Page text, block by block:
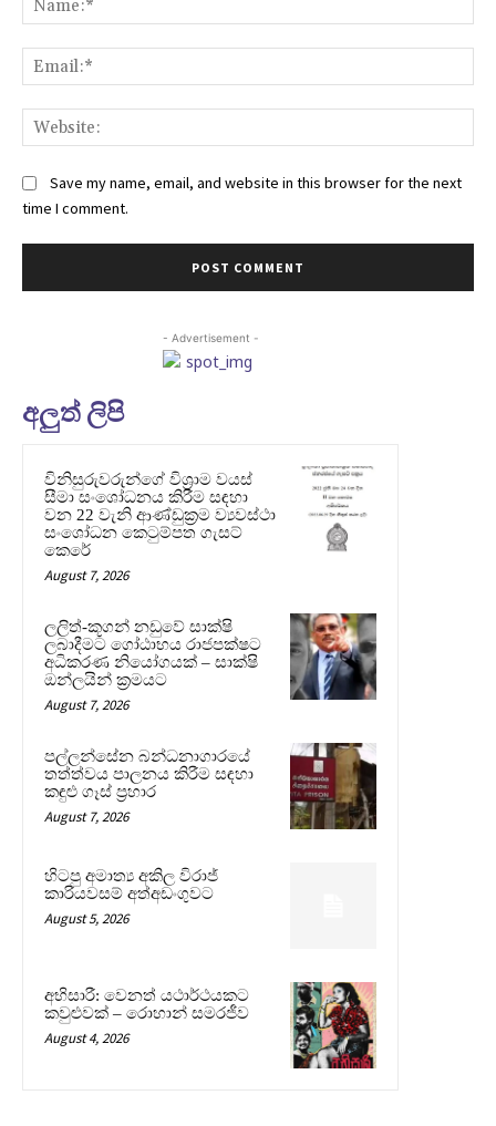
Save my name, email, and website in this browser for the next
time I comment.
- Advertisement -
අලුත් ලිපි
විනිසුරුවරුන්ගේ විශ්‍රාම වයස්
සීමා සංශෝධනය කිරීම සඳහා
වන 22 වැනි ආණ්ඩුක්‍රම ව්‍යවස්ථා
සංශෝධන කෙටුම්පත ගැසට්
කෙරේ
August 7, 2026
ලලිත්-කූගන් නඩුවේ සාක්ෂි
ලබාදීමට ගෝඨාභය රාජපක්ෂට
අධිකරණ නියෝගයක් – සාක්ෂි
ඔන්ලයින් ක්‍රමයට
August 7, 2026
පල්ලන්සේන බන්ධනාගාරයේ
තත්ත්වය පාලනය කිරීම සඳහා
කඳුළු ගෑස් ප්‍රහාර
August 7, 2026
හිටපු අමාත්‍ය අකිල විරාජ්
කාරියවසම් අත්අඩංගුවට
August 5, 2026
අභිසාරී: වෙනත් යථාර්ථයකට
කවුළුවක් – රොහාන් සමරජීව
August 4, 2026